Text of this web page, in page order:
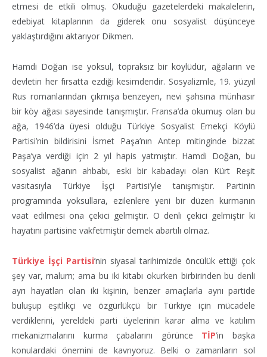
etmesi de etkili olmuş. Okuduğu gazetelerdeki makalelerin,
edebiyat kitaplarının da giderek onu sosyalist düşünceye
yaklaştırdığını aktarıyor Dikmen.
Hamdi Doğan ise yoksul, topraksız bir köylüdür, ağaların ve
devletin her fırsatta ezdiği kesimdendir. Sosyalizmle, 19. yüzyıl
Rus romanlarından çıkmışa benzeyen, nevi şahsına münhasır
bir köy ağası sayesinde tanışmıştır. Fransa’da okumuş olan bu
ağa, 1946’da üyesi olduğu Türkiye Sosyalist Emekçi Köylü
Partisi’nin bildirisini İsmet Paşa’nın Antep mitinginde bizzat
Paşa’ya verdiği için 2 yıl hapis yatmıştır. Hamdi Doğan, bu
sosyalist ağanın ahbabı, eski bir kabadayı olan Kürt Reşit
vasıtasıyla Türkiye İşçi Partisi’yle tanışmıştır. Partinin
programında yoksullara, ezilenlere yeni bir düzen kurmanın
vaat edilmesi ona çekici gelmiştir. O denli çekici gelmiştir ki
hayatını partisine vakfetmiştir demek abartılı olmaz.
Türkiye İşçi Partisi’nin siyasal tarihimizde öncülük ettiği çok
şey var, malum; ama bu iki kitabı okurken birbirinden bu denli
ayrı hayatları olan iki kişinin, benzer amaçlarla aynı partide
buluşup eşitlikçi ve özgürlükçü bir Türkiye için mücadele
verdiklerini, yereldeki parti üyelerinin karar alma ve katılım
mekanizmalarını kurma çabalarını görünce TİP’in başka
konulardaki önemini de kavrıyoruz. Belki o zamanların sol